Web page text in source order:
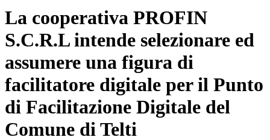
La cooperativa PROFIN
S.C.R.L intende selezionare ed
assumere una figura di
facilitatore digitale per il Punto
di Facilitazione Digitale del
Comune di Telti